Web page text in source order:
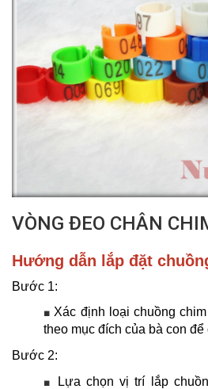
VÒNG ĐEO CHÂN
Hướng dẫn lắp đặt
Bước 1:
■Xác định loại chuồng
theo mục đích của bà con
Bước 2:
■
Lựa chọn vị trí lắp